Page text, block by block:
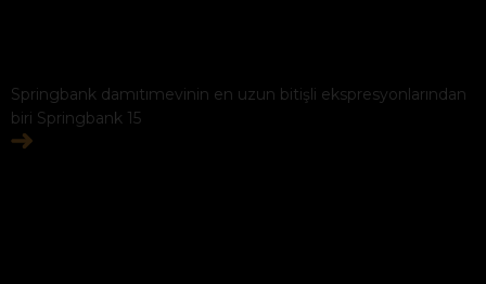
Springbank damıtımevinin en uzun bitişli ekspresyonlarından
biri Springbank 15